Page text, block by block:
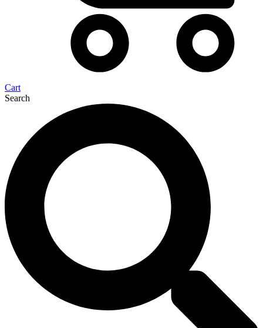
Cart
Search